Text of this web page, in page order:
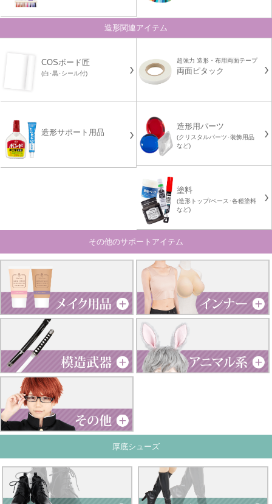
造形関連アイテム
COSボード匠
(白･黒･シール付)
超強力 造形・布用両面テープ
両面ピタック
造形サポート用品
造形用パーツ
(クリスタルパーツ･装飾用品
など)
塗料
(造形トップ/ベース･各種塗料
など)
その他のサポートアイテム
厚底シューズ